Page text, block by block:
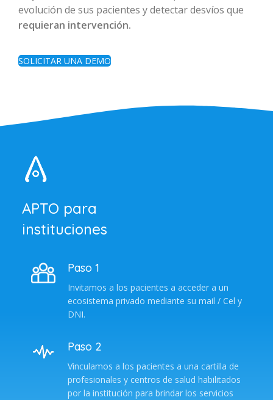
evolución de sus pacientes y detectar desvíos que
requieran intervención.
SOLICITAR UNA DEMO
APTO para
instituciones
Paso 1
Invitamos a los pacientes a acceder a un
ecosistema privado mediante su mail / Cel y
DNI.
Paso 2
Vinculamos a los pacientes a una cartilla de
profesionales y centros de salud habilitados
por la institución para brindar los servicios